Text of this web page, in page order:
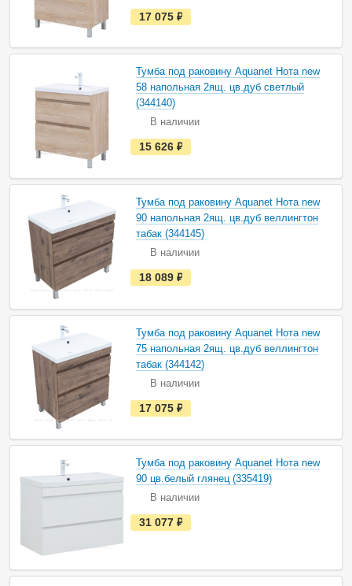
е
с
ь
в
н
а
л
и
17 075
Тумба под раковину Aquanet Нота new
58 напольная 2ящ. цв.дуб светлый
(344140)
В наличии
е
с
ь
в
н
а
л
и
ч
и
15 626
Тумба под раковину Aquanet Нота new
90 напольная 2ящ. цв.дуб веллингтон
табак (344145)
В наличии
е
с
ь
в
н
а
л
и
ч
и
18 089
Тумба под раковину Aquanet Нота new
75 напольная 2ящ. цв.дуб веллингтон
табак (344142)
В наличии
е
с
ь
в
н
а
л
и
ч
и
17 075
Тумба под раковину Aquanet Нота new
90 цв.белый глянец (335419)
В наличии
е
с
н
31 077